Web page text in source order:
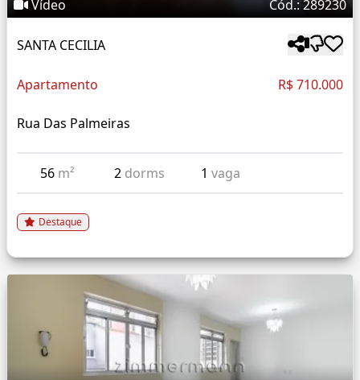
Vídeo Cód.: 289230
SANTA CECILIA
Apartamento R$ 710.000
Rua Das Palmeiras
56 m² 2 dorms 1vaga
Destaque